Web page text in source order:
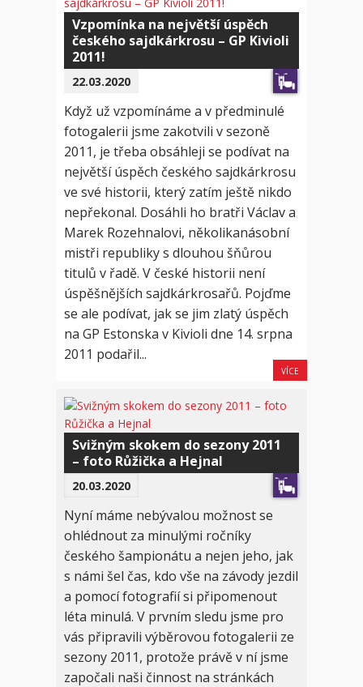
Vzpomínka na největší úspěch
českého sajdkárkrosu – GP Kivioli
2011!
22.03.2020
Když už vzpomínáme a v předminulé
fotogalerii jsme zakotvili v sezoně
2011, je třeba obsáhleji se podívat na
největší úspěch českého sajdkárkrosu
ve své historii, který zatím ještě nikdo
nepřekonal. Dosáhli ho bratři Václav a
Marek Rozehnalovi, několikanásobní
mistři republiky s dlouhou šňůrou
titulů v řadě. V české historii není
úspěšnějších sajdkárkrosařů. Pojďme
se ale podívat, jak se jim zlatý úspěch
na GP Estonska v Kivioli dne 14. srpna
2011 podařil...
VÍCE
Svižným skokem do sezony 2011
– foto Růžička a Hejnal
20.03.2020
Nyní máme nebývalou možnost se
ohlédnout za minulými ročníky
českého šampionátu a nejen jeho, jak
s námi šel čas, kdo vše na závody jezdil
a pomocí fotografií si připomenout
léta minulá. V prvním sledu jsme pro
vás připravili výběrovou fotogalerii ze
sezony 2011, protože právě v ní jsme
započali naši činnost na stránkách